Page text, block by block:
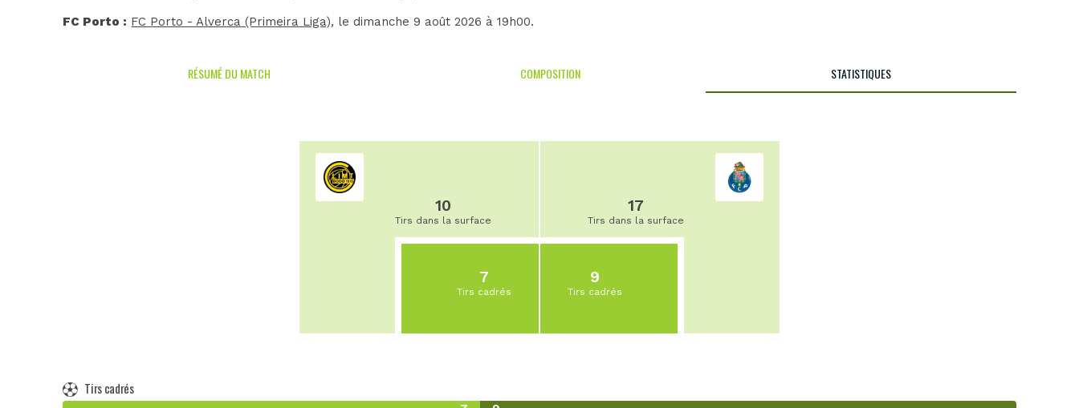
FC Porto : FC Porto - Alverca (Primeira Liga), le dimanche 9 août 2026 à 19h00.
RÉSUMÉ DU MATCH COMPOSITION STATISTIQUES
10
Tirs dans la surface
7
Tirs cadrés
17
Tirs dans la surface
9
Tirs cadrés
Tirs cadrés